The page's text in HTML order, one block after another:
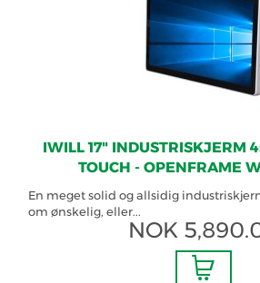
IWILL 17" INDUSTRISKJERM
TOUCH - OPENFRAME
En meget solid og allsidig
om ønskelig, eller...
NOK